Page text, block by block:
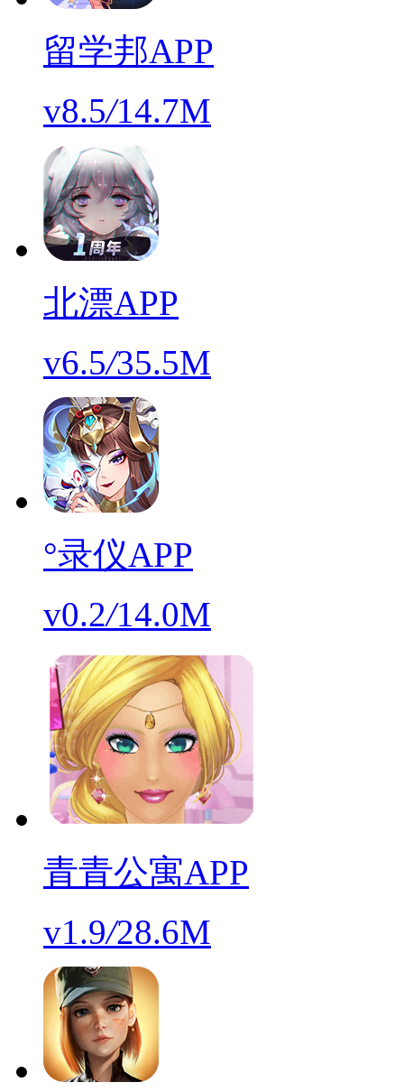
留学邦APP
v8.5/14.7M
北漂APP
v6.5/35.5M
°录仪APP
v0.2/14.0M
青青公寓APP
v1.9/28.6M